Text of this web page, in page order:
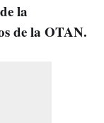
la
de la OTAN.